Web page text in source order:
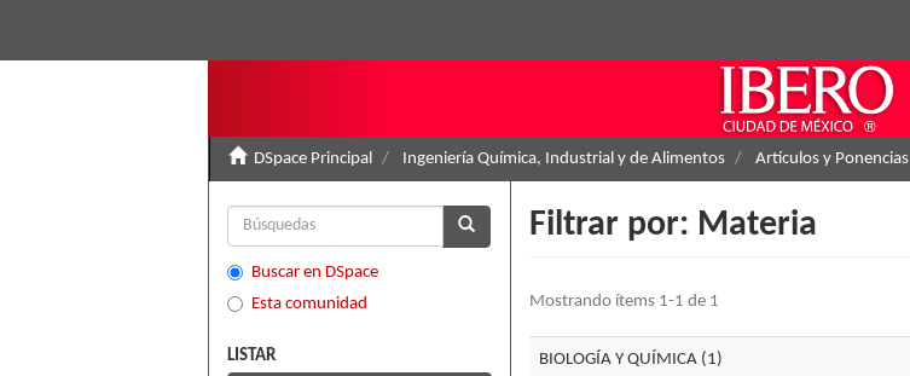
DSpace Principal Ingeniería Química, Industrial y de Alimentos Artículos y Ponencias
Filtrar por: Materia
Mostrando ítems 1-1 de 1
BIOLOGÍA Y QUÍMICA (1)
Buscar en DSpace
Esta comunidad
LISTAR